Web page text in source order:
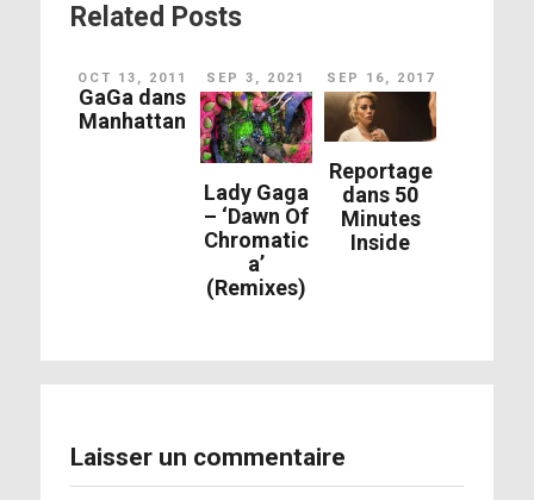
Related Posts
OCT 13, 2011
GaGa dans
Manhattan
SEP 3, 2021
Lady Gaga
– ‘Dawn Of
Chromatic
a’
(Remixes)
SEP 16, 2017
Reportage
dans 50
Minutes
Inside
Laisser un commentaire